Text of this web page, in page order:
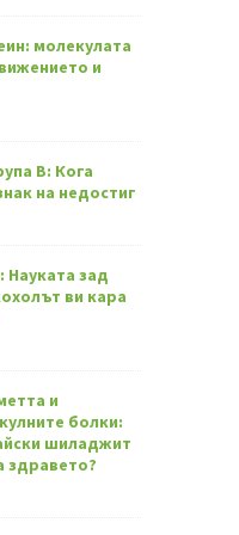
молекулата
и
В: Кога
на недостиг
Науката зад
ви кара
и
болки:
шиладжит
здравето?